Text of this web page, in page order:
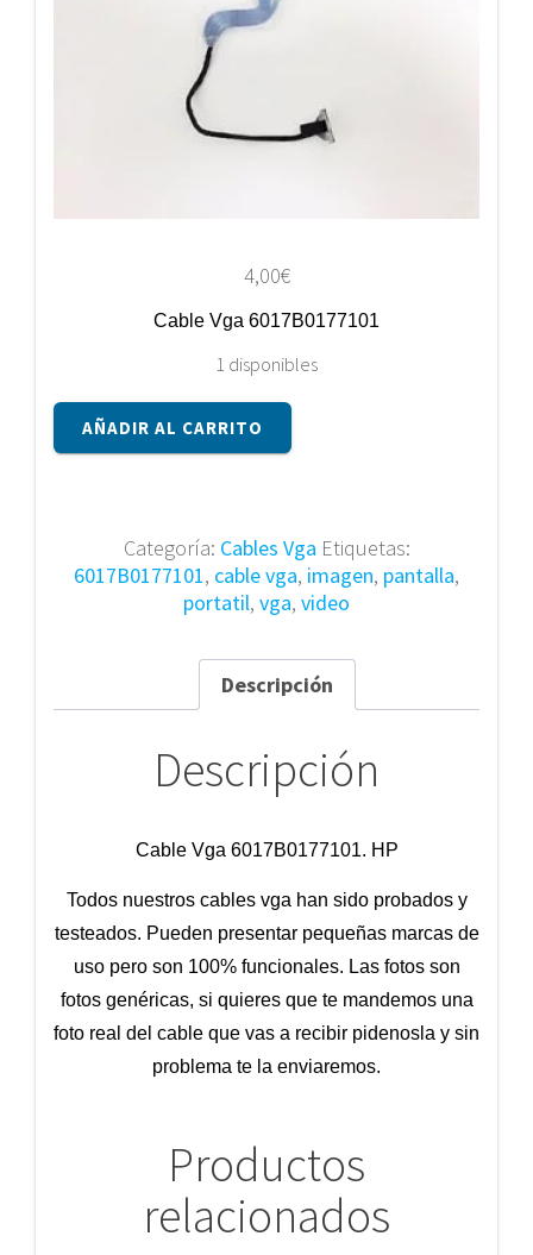
4,00€
Cable Vga 6017B0177101
1 disponibles
Cable
Vga
AÑADIR AL CARRITO
Categoría: Cables Vga Etiquetas:
6017B0177101, cable vga, imagen, pantalla,
portatil, vga, video
Descripción
Descripción
Cable Vga 6017B0177101. HP
Todos nuestros cables vga han sido probados y
testeados. Pueden presentar pequeñas marcas de
uso pero son 100% funcionales. Las fotos son
fotos genéricas, si quieres que te mandemos una
foto real del cable que vas a recibir pidenosla y sin
problema te la enviaremos.
Productos
relacionados